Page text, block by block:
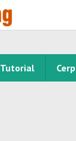
Tutorial